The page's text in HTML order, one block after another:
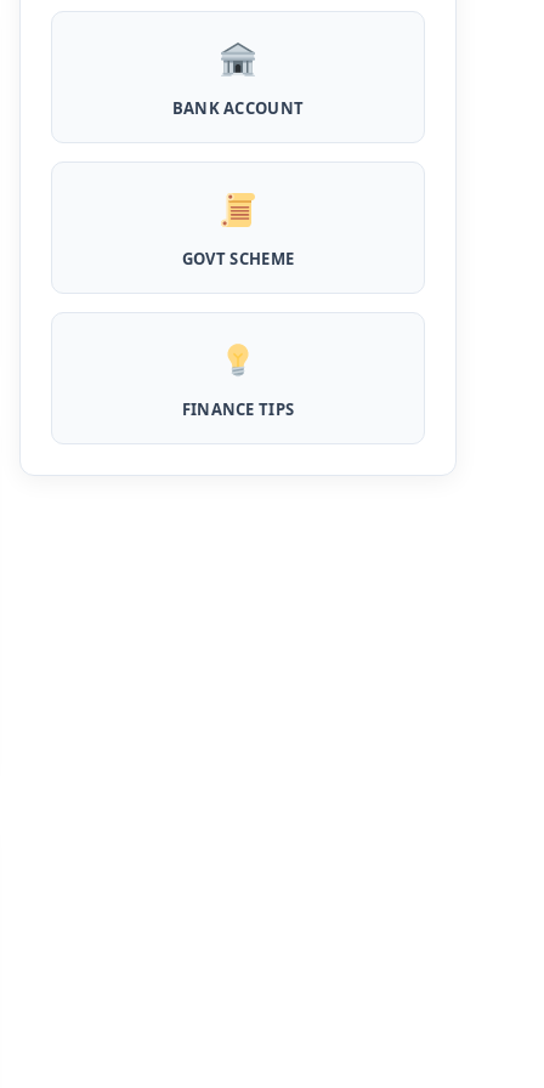
और जमा पर तगड़ा ब्याज
UPI Credit Line Loan: अब UPI से भी ले सकते है
परिवारों के लिए शुरू हुई प्रधानमंत्री होम लोन योजना, 25
PM Kusum Yojana Loan: किसानों को भारत
सरकार की इस योजना के तहत मिलता है तगड़ा लोन, साथ ही
मिलेगी 60% तक सब्सिडी
SBI बैंक बिजनेस करने के लिए बिना गारंटी दे रहा है इतने
BANK ACCOUNT
GOVT SCHEME
FINANCE TIPS